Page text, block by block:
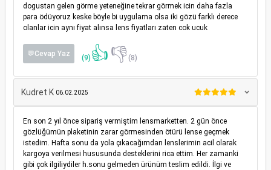
dogustan gelen görme yeteneğine tekrar görmek icin daha fazla
para ödüyoruz keske böyle bi uygulama olsa iki gözü farklı derece
olanlar icin aynı fiyat alınsa lens fiyatları zaten cok ucuk
💬Cevap Yaz (9) 👍👎(8)
Kudret K 06.02.2025
En son 2 yıl önce sipariş vermiştim lensmarketten. 2 gün önce
gözlüğümün plaketinin zarar görmesinden ötürü lense geçmek
istedim. Hafta sonu da yola çıkacağımdan lenslerimin acil olarak
kargoya verilmesi hususunda desteklerini rica ettim. Her zamanki
gibi çok ilgiliydiler h.sonu gelmeden ürünüm teslim edildi. İlgi ve